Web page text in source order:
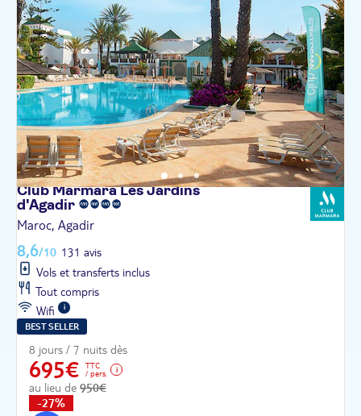
Club Marmara Les Jardins
d'Agadir
Maroc, Agadir
8,6/10 131 avis
Vols et transferts inclus
Tout compris
Wifi
BEST SELLER
8 jours / 7 nuits dès
695€
TTC
/ pers.
au lieu de 950€
-27%